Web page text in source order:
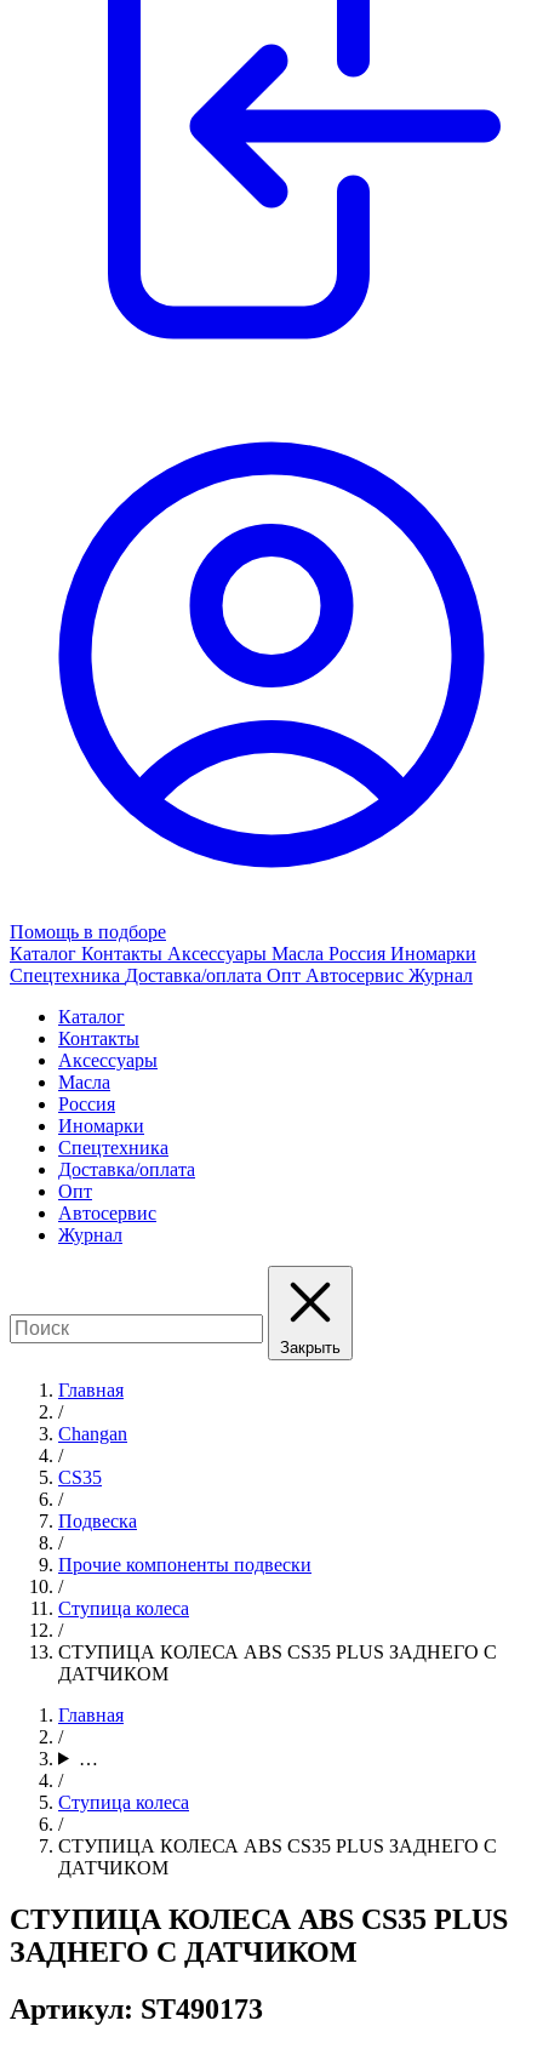
Помощь в подборе
Каталог Контакты Аксессуары Масла Россия Иномарки
Спецтехника Доставка/оплата Опт Автосервис Журнал
Каталог
Контакты
Аксессуары
Масла
Россия
Иномарки
Спецтехника
Доставка/оплата
Опт
Автосервис
Журнал
Закрыть
Главная
/
Changan
/
CS35
/
Подвеска
/
Прочие компоненты подвески
/
Ступица колеса
/
СТУПИЦА КОЛЕСА ABS CS35 PLUS ЗАДНЕГО С
ДАТЧИКОМ
Главная
/
…
/
Ступица колеса
/
СТУПИЦА КОЛЕСА ABS CS35 PLUS ЗАДНЕГО С
ДАТЧИКОМ
СТУПИЦА КОЛЕСА ABS CS35 PLUS
ЗАДНЕГО С ДАТЧИКОМ
Артикул: ST490173